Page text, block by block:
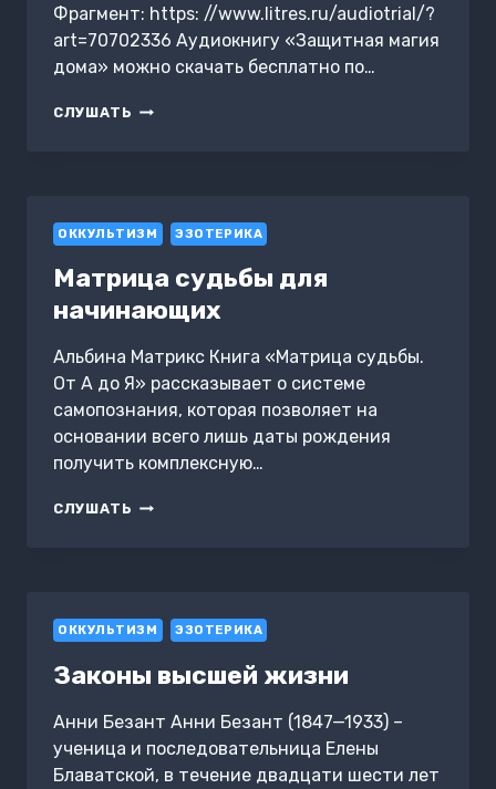
Фрагмент: https: //www.litres.ru/audiotrial/?
art=70702336 Аудиокнигу «Защитная магия
дома» можно скачать бесплатно по…
СЛУШАТЬ ЗАЩИТНАЯ
ОККУЛЬТИЗМ ЭЗОТЕРИКА
Матрица судьбы для
начинающих
Альбина Матрикс Книга «Матрица судьбы.
От А до Я» рассказывает о системе
самопознания, которая позволяет на
основании всего лишь даты рождения
получить комплексную…
СЛУШАТЬ МАТРИЦА
ОККУЛЬТИЗМ ЭЗОТЕРИКА
Законы высшей жизни
Анни Безант Анни Безант (1847—1933) –
ученица и последовательница Елены
Блаватской, в течение двадцати шести лет